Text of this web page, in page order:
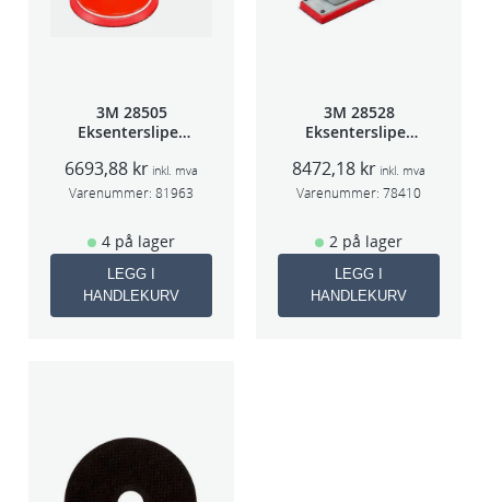
3M 28505
Eksentersliper
2,5mm slag
75mm
6693,88 kr inkl. mva
Varenummer: 81963
4 på lager
LEGG I
HANDLEKURV
3M 28528
Eksentersliper
3mm slag
70×198
8472,18 kr inkl. mva
Varenummer: 78410
2 på lager
LEGG I
HANDLEKURV